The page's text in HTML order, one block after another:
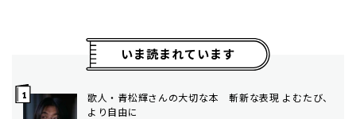
いま読まれています
歌人・青松輝さんの大切な本 斬新な表現 よむたび、
より自由に